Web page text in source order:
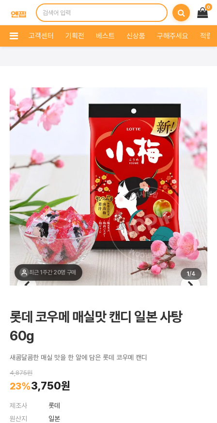
0
고객센터 기획전 베스트 신상품 구해주세요 적립
1 /4
최근 1주간 20명 구매
롯데 코우메 매실맛 캔디 일본 사탕
60g
새콤달콤한 매실 맛을 한 알에 담은 롯데 코우메 캔디
4,875원
23%3,750원
제조사
롯데
원산지
일본